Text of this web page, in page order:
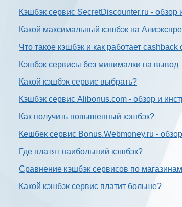
Кэшбэк сервис SecretDiscounter.ru - обзор
Какой максимальный кэшбэк на
Что такое кэшбэк и как работает cashback
Кэшбэк сервисы без минималки на вывод
Какой кэшбэк сервис выбрать?
Кэшбэк сервис Alibonus.com - обзор и
Как получить повышенный кэшбэк?
Кешбек сервис Bonus.Webmoney.ru -
Где платят наибольший кэшбэк?
Сравнение кэшбэк сервисов по магазинам
Какой кэшбэк сервис платит больше?